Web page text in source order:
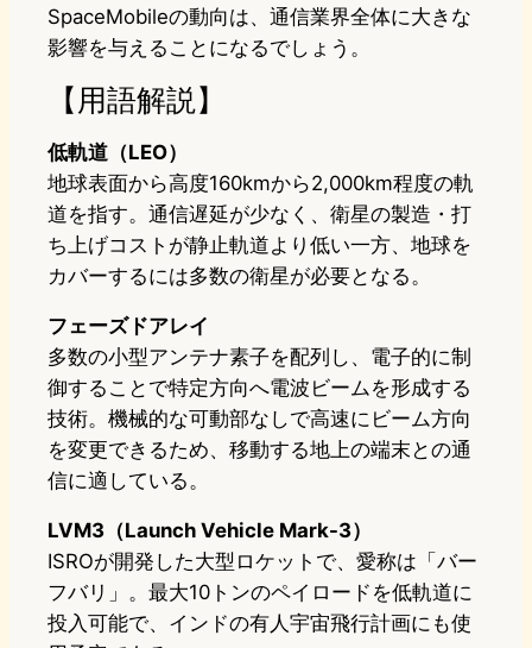
SpaceMobileの動向は、通信業界全体に大きな
影響を与えることになるでしょう。
【用語解説】
低軌道（LEO）
地球表面から高度160kmから2,000km程度の軌
道を指す。通信遅延が少なく、衛星の製造・打
ち上げコストが静止軌道より低い一方、地球を
カバーするには多数の衛星が必要となる。
フェーズドアレイ
多数の小型アンテナ素子を配列し、電子的に制
御することで特定方向へ電波ビームを形成する
技術。機械的な可動部なしで高速にビーム方向
を変更できるため、移動する地上の端末との通
信に適している。
LVM3（Launch Vehicle Mark-3）
ISROが開発した大型ロケットで、愛称は「バー
フバリ」。最大10トンのペイロードを低軌道に
投入可能で、インドの有人宇宙飛行計画にも使